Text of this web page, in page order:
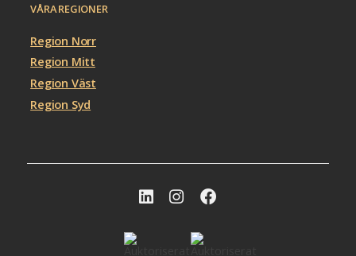
VÅRA REGIONER
Region Norr
Region Mitt
Region Väst
Region Syd